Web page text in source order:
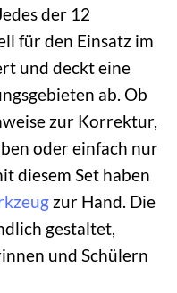
der 12
für den Einsatz im
und deckt eine
ab. Ob
zur Korrektur,
oder einfach nur
diesem Set haben
zur Hand. Die
gestaltet,
und Schülern